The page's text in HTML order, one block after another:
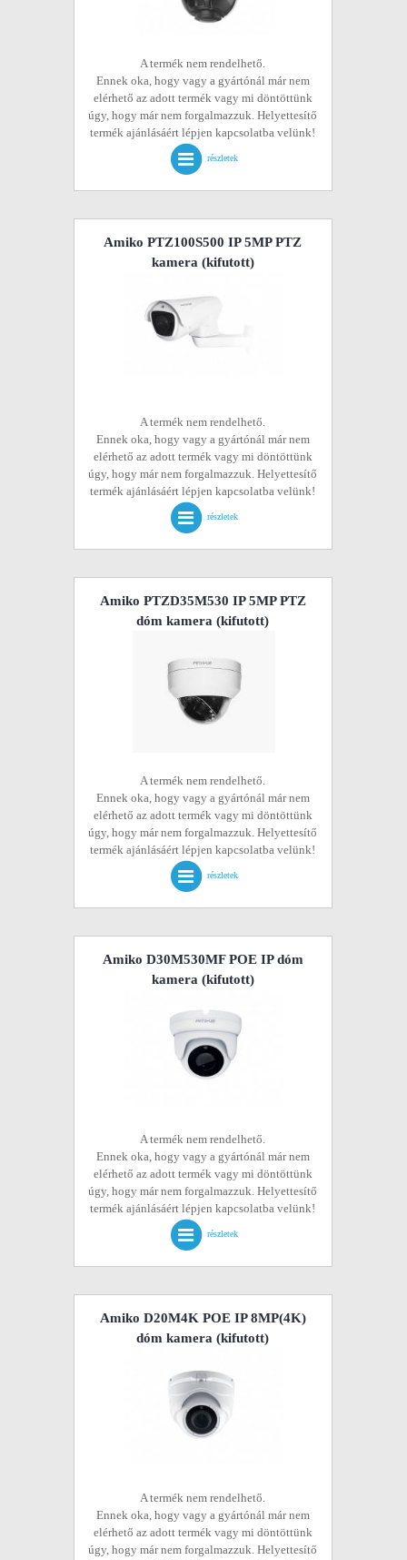
A termék nem rendelhető.
Ennek oka, hogy vagy a gyártónál már nem
elérhető az adott termék vagy mi döntöttünk
úgy, hogy már nem forgalmazzuk. Helyettesítő
termék ajánlásáért lépjen kapcsolatba velünk!
részletek
Amiko PTZ100S500 IP 5MP PTZ
kamera (kifutott)
A termék nem rendelhető.
Ennek oka, hogy vagy a gyártónál már nem
elérhető az adott termék vagy mi döntöttünk
úgy, hogy már nem forgalmazzuk. Helyettesítő
termék ajánlásáért lépjen kapcsolatba velünk!
részletek
Amiko PTZD35M530 IP 5MP PTZ
dóm kamera (kifutott)
A termék nem rendelhető.
Ennek oka, hogy vagy a gyártónál már nem
elérhető az adott termék vagy mi döntöttünk
úgy, hogy már nem forgalmazzuk. Helyettesítő
termék ajánlásáért lépjen kapcsolatba velünk!
részletek
Amiko D30M530MF POE IP dóm
kamera (kifutott)
A termék nem rendelhető.
Ennek oka, hogy vagy a gyártónál már nem
elérhető az adott termék vagy mi döntöttünk
úgy, hogy már nem forgalmazzuk. Helyettesítő
termék ajánlásáért lépjen kapcsolatba velünk!
részletek
Amiko D20M4K POE IP 8MP(4K)
dóm kamera (kifutott)
A termék nem rendelhető.
Ennek oka, hogy vagy a gyártónál már nem
elérhető az adott termék vagy mi döntöttünk
úgy, hogy már nem forgalmazzuk. Helyettesítő